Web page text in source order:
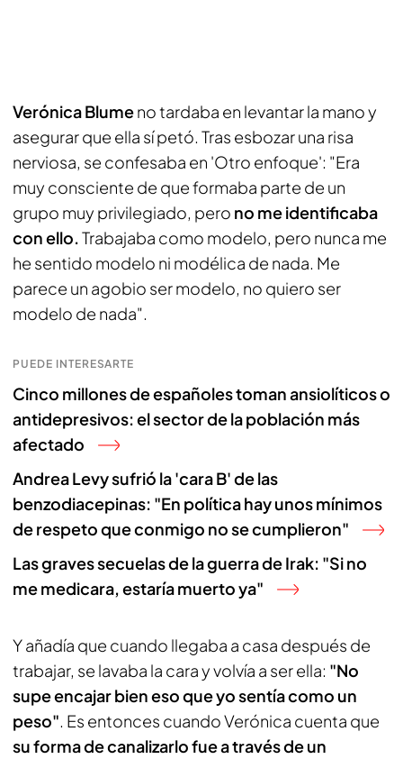
Verónica Blumeno tardaba en levantar la mano y
asegurar que ella sí petó. Tras esbozar una risa
nerviosa, se confesaba en 'Otro enfoque': "Era
muy consciente de que formaba parte de un
grupo muy privilegiado, pero no me identificaba
con ello.Trabajaba como modelo, pero nunca me
he sentido modelo ni modélica de nada. Me
parece un agobio ser modelo, no quiero ser
modelo de nada".
PUEDE INTERESARTE
Cinco millones de españoles toman ansiolíticos o
antidepresivos: el sector de la población más
afectado
Andrea Levy sufrió la 'cara B' de las
benzodiacepinas: "En política hay unos mínimos
de respeto que conmigo no se cumplieron"
Las graves secuelas de la guerra de Irak: "Si no
me medicara, estaría muerto ya"
Y añadía que cuando llegaba a casa después de
trabajar, se lavaba la cara y volvía a ser ella: "No
supe encajar bien eso que yo sentía como un
peso". Es entonces cuando Verónica cuenta que
su forma de canalizarlo fue a través de un